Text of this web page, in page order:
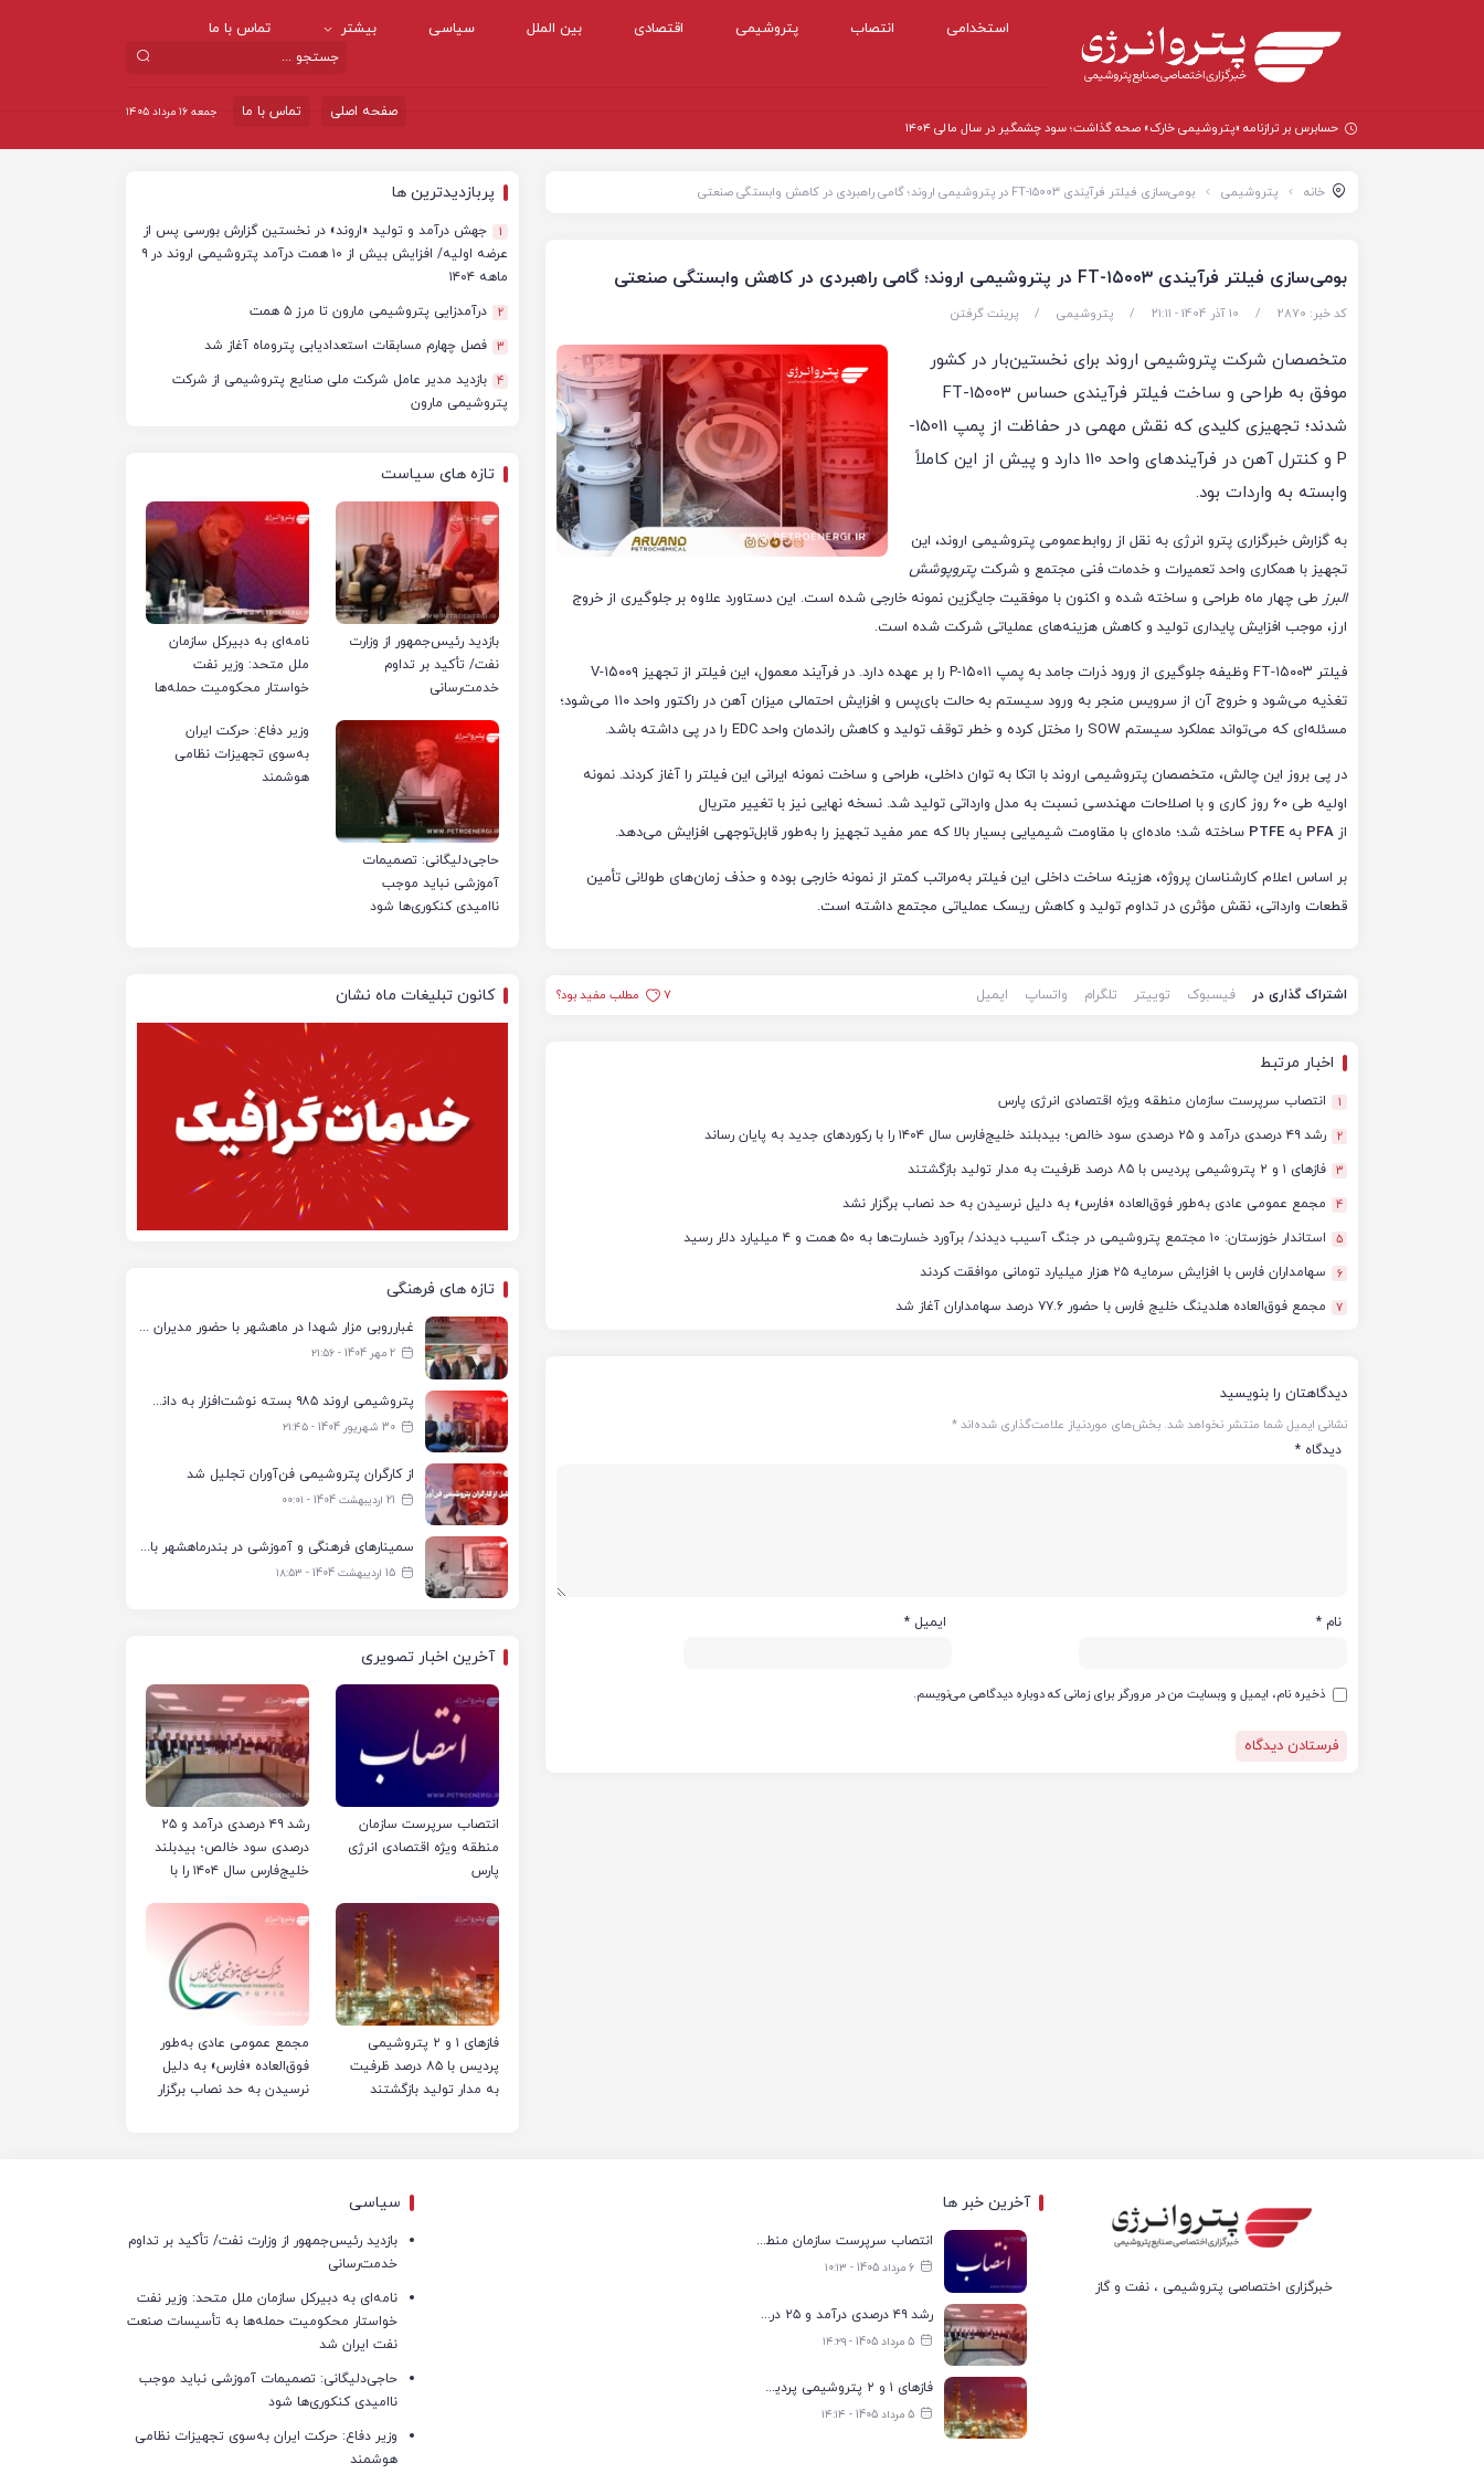
استخدامی انتصاب پتروشیمی اقتصادی بین الملل سیاسی بیشتر تماس با ما
جمعه ۱۶ مرداد ۱۴۰۵ تماس با ما
صفحه اصلی
حسابرس بر ترازنامه «پتروشیمی خارک» صحه گذاشت؛ سود چشمگیر در سال مالی ۱۴۰۴
خانه پتروشیمی بومی‌سازی فیلتر فرآیندی ۱۵۰۰۳-FT در پتروشیمی اروند؛ گامی راهبردی در کاهش وابستگی صنعتی
بومی‌سازی فیلتر فرآیندی ۱۵۰۰۳-FT در پتروشیمی اروند؛ گامی راهبردی در کاهش وابستگی صنعتی
کد خبر: 2870 / 10 آذر 1404 - ۲۱:۱۱ / پتروشیمی / پرینت گرفتن
متخصصان شرکت پتروشیمی اروند برای نخستین‌بار در کشور
موفق به طراحی و ساخت فیلتر فرآیندی حساس 15003-FT
شدند؛ تجهیزی کلیدی که نقش مهمی در حفاظت از پمپ 15011-
P و کنترل آهن در فرآیندهای واحد 110 دارد و پیش از این کاملاً
وابسته به واردات بود.
به گزارش خبرگزاری پترو انرژی به نقل از روابط‌عمومی پتروشیمی اروند، این
تجهیز با همکاری واحد تعمیرات و خدمات فنی مجتمع و شرکتپتروپوشش
البرز طی چهار ماه طراحی و ساخته شده و اکنون با موفقیت جایگزین نمونه خارجی شده است. این دستاورد علاوه بر جلوگیری از خروج
ارز، موجب افزایش پایداری تولید و کاهش هزینه‌های عملیاتی شرکت شده است.
فیلتر ۱۵۰۰۳-FT وظیفه جلوگیری از ورود ذرات جامد به پمپ ۱۵۰۱۱-P را بر عهده دارد. در فرآیند معمول، این فیلتر از تجهیز ۱۵۰۰۹-V
تغذیه می‌شود و خروج آن از سرویس منجر به ورود سیستم به حالت بای‌پس و افزایش احتمالی میزان آهن در راکتور واحد ۱۱۰ می‌شود؛
مسئله‌ای که می‌تواند عملکرد سیستم SOW را مختل کرده و خطر توقف تولید و کاهش راندمان واحد EDC را در پی داشته باشد.
در پی بروز این چالش، متخصصان پتروشیمی اروند با اتکا به توان داخلی، طراحی و ساخت نمونه ایرانی این فیلتر را آغاز کردند. نمونه
اولیه طی ۶۰ روز کاری و با اصلاحات مهندسی نسبت به مدل وارداتی تولید شد. نسخه نهایی نیز با تغییر متریال
از PFA به PTFE ساخته شد؛ ماده‌ای با مقاومت شیمیایی بسیار بالا که عمر مفید تجهیز را به‌طور قابل‌توجهی افزایش می‌دهد.
بر اساس اعلام کارشناسان پروژه، هزینه ساخت داخلی این فیلتر به‌مراتب کمتر از نمونه خارجی بوده و حذف زمان‌های طولانی تأمین
قطعات وارداتی، نقش مؤثری در تداوم تولید و کاهش ریسک عملیاتی مجتمع داشته است.
اشتراک گذاری در فیسبوک توییتر تلگرام واتساپ ایمیل 7 مطلب مفید بود؟
اخبار مرتبط
1 انتصاب سرپرست سازمان منطقه ویژه اقتصادی انرژی پارس
2 رشد ۴۹ درصدی درآمد و ۲۵ درصدی سود خالص؛ بیدبلند خلیج‌فارس سال ۱۴۰۴ را با رکوردهای جدید به پایان رساند
3 فازهای ۱ و ۲ پتروشیمی پردیس با ۸۵ درصد ظرفیت به مدار تولید بازگشتند
4 مجمع عمومی عادی به‌طور فوق‌العاده «فارس» به دلیل نرسیدن به حد نصاب برگزار نشد
5 استاندار خوزستان: ۱۰ مجتمع پتروشیمی در جنگ آسیب دیدند/ برآورد خسارت‌ها به ۵۰ همت و ۴ میلیارد دلار رسید
6 سهامداران فارس با افزایش سرمایه ۲۵ هزار میلیارد تومانی موافقت کردند
7 مجمع فوق‌العاده هلدینگ خلیج فارس با حضور ۷۷.۶ درصد سهامداران آغاز شد
دیدگاهتان را بنویسید
نشانی ایمیل شما منتشر نخواهد شد. بخش‌های موردنیاز علامت‌گذاری شده‌اند*
دیدگاه *
نام * ایمیل *
ذخیره نام، ایمیل و وبسایت من در مرورگر برای زمانی که دوباره دیدگاهی می‌نویسم.
پربازدیدترین ها
1
جهش درآمد و تولید «اروند» در نخستین گزارش بورسی پس از
عرضه اولیه/ افزایش بیش از ۱۰ همت درآمد پتروشیمی اروند در ۹
ماهه ۱۴۰۴
2 درآمدزایی پتروشیمی مارون تا مرز ۵ همت
3 فصل چهارم مسابقات استعدادیابی پتروماه آغاز شد
4 بازدید مدیر عامل شرکت ملی صنایع پتروشیمی از شرکت
پتروشیمی مارون
تازه های سیاست
بازدید رئیس‌جمهور از وزارت
نفت/ تأکید بر تداوم
خدمت‌رسانی
نامه‌ای به دبیرکل سازمان
ملل متحد: وزیر نفت
خواستار محکومیت حمله‌ها
ایران شد
حاجی‌دلیگانی: تصمیمات
آموزشی نباید موجب
ناامیدی کنکوری‌ها شود
وزیر دفاع: حرکت ایران
به‌سوی تجهیزات نظامی
هوشمند
کانون تبلیغات ماه نشان
تازه های فرهنگی
غبارروبی مزار شهدا در ماهشهر با حضور مدیران پتروشیمی اروند و مسئولان شهری
2 مهر 1404 - ۲۱:۵۶
پتروشیمی اروند ۹۸۵ بسته نوشت‌افزار به دانش‌آموزان تحت پوشش کمیته امداد بندرماهشهر اهدا کرد
30 شهریور 1404 - ۲۱:۴۵
از کارگران پتروشیمی فن‌آوران تجلیل شد
21 اردیبهشت 1404 - ۰۰:۰۱
سمینارهای فرهنگی و آموزشی در بندرماهشهر با همکاری فرهنگ‌سرای پتروشیمی مارون
15 اردیبهشت 1404 - ۱۸:۵۳
آخرین اخبار تصویری
انتصاب سرپرست سازمان
منطقه ویژه اقتصادی انرژی
پارس
رشد ۴۹ درصدی درآمد و ۲۵
درصدی سود خالص؛ بیدبلند
خلیج‌فارس سال ۱۴۰۴ را با
رساند
فازهای ۱ و ۲ پتروشیمی
پردیس با ۸۵ درصد ظرفیت
به مدار تولید بازگشتند
مجمع عمومی عادی به‌طور
فوق‌العاده «فارس» به دلیل
نرسیدن به حد نصاب برگزار
خبرگزاری اختصاصی پتروشیمی ، نفت و گاز
آخرین خبر ها
انتصاب سرپرست سازمان منطقه ویژه اقتصادی انرژی پارس
6 مرداد 1405 - ۱۰:۱۳
رشد ۴۹ درصدی درآمد و ۲۵ درصدی سود خالص؛ بیدبلند خلیج‌فارس سال ۱۴۰۴ را با رکوردهای جدید به پایان رساند
5 مرداد 1405 - ۱۴:۲۹
فازهای ۱ و ۲ پتروشیمی پردیس با ۸۵ درصد ظرفیت به مدار تولید بازگشتند
5 مرداد 1405 - ۱۴:۱۴
سیاسی
بازدید رئیس‌جمهور از وزارت نفت/ تأکید بر تداوم
خدمت‌رسانی
نامه‌ای به دبیرکل سازمان ملل متحد: وزیر نفت
خواستار محکومیت حمله‌ها به تأسیسات صنعت
نفت ایران شد
حاجی‌دلیگانی: تصمیمات آموزشی نباید موجب
ناامیدی کنکوری‌ها شود
وزیر دفاع: حرکت ایران به‌سوی تجهیزات نظامی
هوشمند